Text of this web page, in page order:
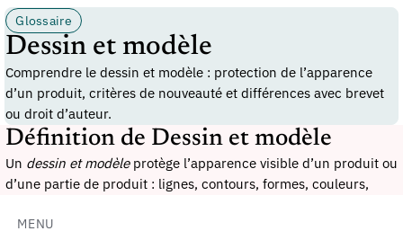
MENU
Glossaire
Dessin et modèle
Comprendre le dessin et modèle : protection de l’apparence
d’un produit, critères de nouveauté et différences avec brevet
ou droit d’auteur.
Définition de Dessin et modèle
Un dessin et modèleprotège l’apparence visible d’un produit ou
d’une partie de produit : lignes, contours, formes, couleurs,
objet, non son principe technique ni son nom commercial.